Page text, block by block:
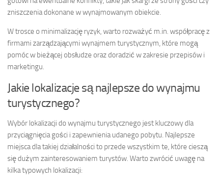
zniszczenia dokonane w wynajmowanym obiekcie.
W trosce o minimalizację ryzyk, warto rozważyć m.in. współpracę z
firmami zarządzającymi wynajmem turystycznym, które mogą
pomóc w bieżącej obsłudze oraz doradzić w zakresie przepisów i
marketingu.
Jakie lokalizacje są najlepsze do wynajmu
turystycznego?
Wybór lokalizacji do wynajmu turystycznego jest kluczowy dla
przyciągnięcia gości i zapewnienia udanego pobytu. Najlepsze
miejsca dla takiej działalności to przede wszystkim te, które cieszą
się dużym zainteresowaniem turystów. Warto zwrócić uwagę na
kilka typowych lokalizacji: